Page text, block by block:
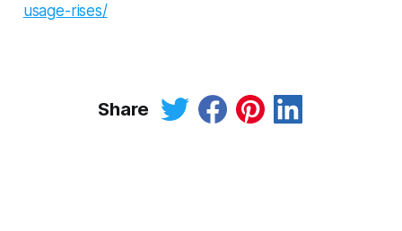
usage-rises/
Share